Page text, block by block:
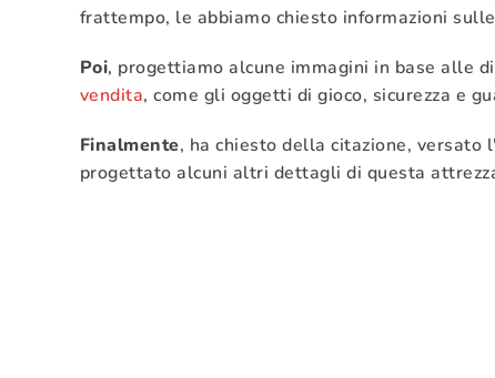
frattempo, le abbiamo chiesto informazioni
Poi , progettiamo alcune immagini in base alle
vendita , come gli oggetti di gioco, sicurezza e
Finalmente , ha chiesto della citazione,
progettato alcuni altri dettagli di questa